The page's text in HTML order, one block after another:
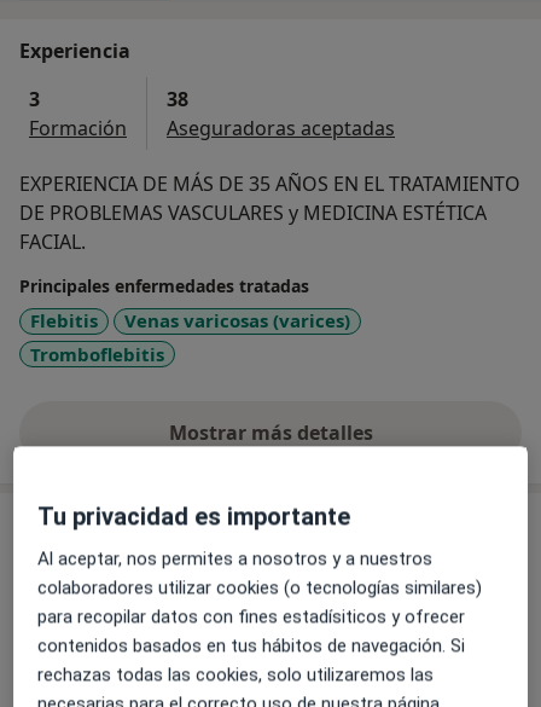
Experiencia
3
Formación
38
Aseguradoras aceptadas
EXPERIENCIA DE MÁS DE 35 AÑOS EN EL TRATAMIENTO
DE PROBLEMAS VASCULARES y MEDICINA ESTÉTICA
FACIAL.
Principales enfermedades tratadas
Flebitis
Venas varicosas (varices)
Tromboflebitis
Mostrar más detalles
sobre la experiencia
Servicios y precios
Aumento de labios
Desde 300 € Detalles
Mesoterapia
Detalles
Tu privacidad es importante
Al aceptar, nos permites a nosotros y a nuestros
colaboradores utilizar cookies (o tecnologías similares)
para recopilar datos con fines estadísiticos y ofrecer
contenidos basados en tus hábitos de navegación. Si
rechazas todas las cookies, solo utilizaremos las